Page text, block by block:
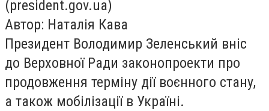
(president.gov.ua)
Автор: Наталія Кава
Президент Володимир Зеленський вніс
до Верховної Ради законопроекти про
продовження терміну дії воєнного стану,
а також мобілізації в Україні.